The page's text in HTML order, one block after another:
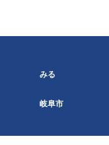
みる
岐阜市